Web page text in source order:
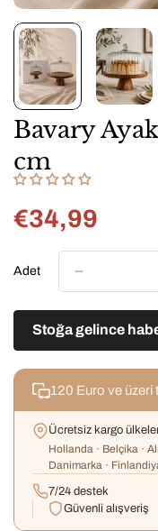
Bavary
cm
Normal
€34,99
Adet
Stoğa gelince
120 Euro ve
Ücretsiz kargo
Hollanda · Belçika ·
Danimarka ·
7/24 destek
Güvenli alışveriş